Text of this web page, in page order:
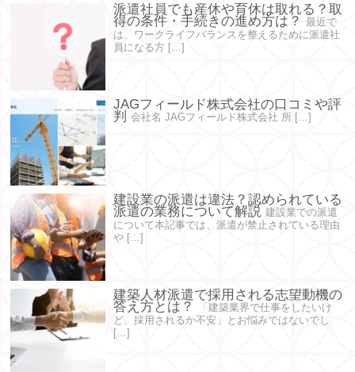
派遣社員でも産休や育休は取れる？取
得の条件・手続きの進め方は？
最近で
は、ワークライフバランスを整えるために派遣社
員になる方 […]
JAGフィールド株式会社の口コミや評
判 会社名 JAGフィールド株式会社 所 […]
建設業の派遣は違法？認められている
派遣の業務について解説 建設業での派遣
について本記事では、派遣が禁止されている理由
や […]
建築人材派遣で採用される志望動機の
答え方とは？
「建築業界で仕事をしたいけ
ど、採用されるか不安」とお悩みではないでし
[…]